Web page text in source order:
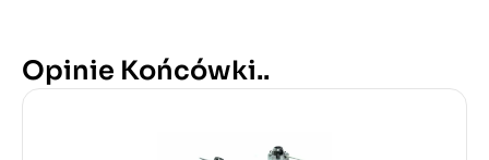
Opinie Końcówki..